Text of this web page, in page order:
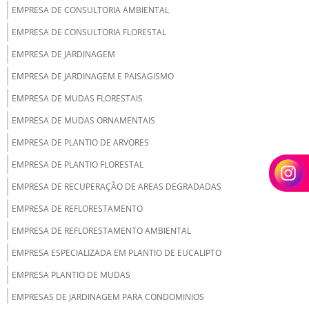
EMPRESA DE CONSULTORIA AMBIENTAL
EMPRESA DE CONSULTORIA FLORESTAL
EMPRESA DE JARDINAGEM
EMPRESA DE JARDINAGEM E PAISAGISMO
EMPRESA DE MUDAS FLORESTAIS
EMPRESA DE MUDAS ORNAMENTAIS
EMPRESA DE PLANTIO DE ARVORES
EMPRESA DE PLANTIO FLORESTAL
EMPRESA DE RECUPERAÇÃO DE AREAS DEGRADADAS
EMPRESA DE REFLORESTAMENTO
EMPRESA DE REFLORESTAMENTO AMBIENTAL
EMPRESA ESPECIALIZADA EM PLANTIO DE EUCALIPTO
EMPRESA PLANTIO DE MUDAS
EMPRESAS DE JARDINAGEM PARA CONDOMINIOS